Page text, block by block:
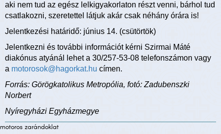
aki nem tud az egész lelkigyakorlaton részt venni, bárhol tud
csatlakozni, szeretettel látjuk akár csak néhány órára is!
Jelentkezési határidő: június 14. (csütörtök)
Jelentkezni és további információt kérni Szirmai Máté
diakónus atyánál lehet a 30/257-53-08 telefonszámon vagy
a motorosok@hagorkat.hu címen.
Forrás: Görögkatolikus Metropólia, fotó: Zadubenszki
Norbert
Nyíregyházi Egyházmegye
motoros zarándoklat